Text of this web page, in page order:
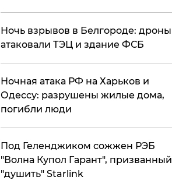
​Ночь взрывов в Белгороде: дроны
атаковали ТЭЦ и здание ФСБ
​Ночная атака РФ на Харьков и
Одессу: разрушены жилые дома,
погибли люди
Под Геленджиком сожжен РЭБ
"Волна Купол Гарант", призванный
"душить" Starlink